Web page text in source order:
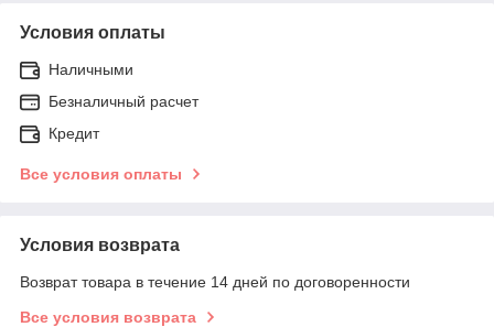
Условия оплаты
Наличными
Безналичный расчет
Кредит
Все условия оплаты
Условия возврата
Возврат товара в течение 14 дней по договоренности
Все условия возврата